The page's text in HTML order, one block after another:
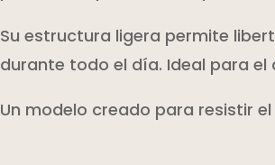
Su estructura ligera permite
durante todo el día. Ideal para el
Un modelo creado para resistir